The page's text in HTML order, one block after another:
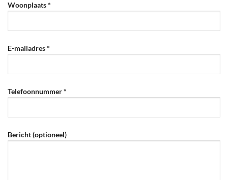
Woonplaats *
E-mailadres *
Telefoonnummer *
Bericht (optioneel)